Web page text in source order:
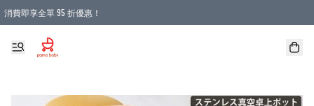
消費即享全單 95 折優惠！
購物滿 HKD 900.00即享免運費優惠！（適用於 本地送貨、本地取貨 )